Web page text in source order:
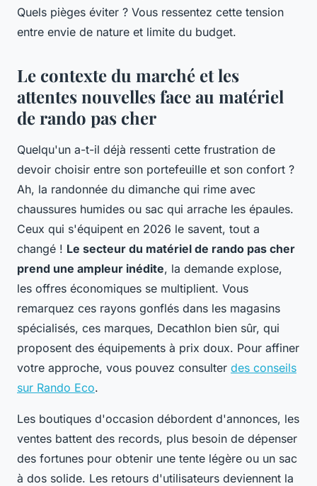
Quels pièges éviter ? Vous ressentez cette tension
entre envie de nature et limite du budget.
Le contexte du marché et les
attentes nouvelles face au matériel
de rando pas cher
Quelqu'un a-t-il déjà ressenti cette frustration de
devoir choisir entre son portefeuille et son confort ?
Ah, la randonnée du dimanche qui rime avec
chaussures humides ou sac qui arrache les épaules.
Ceux qui s'équipent en 2026 le savent, tout a
changé ! Le secteur du matériel de rando pas cher
prend une ampleur inédite, la demande explose,
les offres économiques se multiplient. Vous
remarquez ces rayons gonflés dans les magasins
spécialisés, ces marques, Decathlon bien sûr, qui
proposent des équipements à prix doux. Pour affiner
votre approche, vous pouvez consulter des conseils
sur Rando Eco.
Les boutiques d'occasion débordent d'annonces, les
ventes battent des records, plus besoin de dépenser
des fortunes pour obtenir une tente légère ou un sac
à dos solide. Les retours d'utilisateurs deviennent la